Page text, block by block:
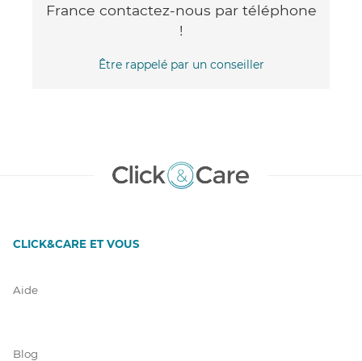
France contactez-nous par téléphone
!
Être rappelé par un conseiller
CLICK&CARE ET VOUS
Aide
Blog